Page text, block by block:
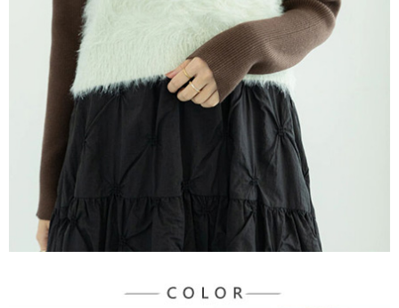
【注意事項】
１．透過由恩沛科技股份有限公司提供之「AFTEE先享後付」服務完成之交
易，需依本服務之必要範圍內提供個人資料，並將交易相關給付款項請求債
權轉讓予恩沛科技股份有限公司。
２．關於個人資料處理事宜，請瀏覽以下網址：
https://aftee.tw/terms/#terms3
３．未成年的使用者請事先徵得法定代理人或監護人之同意方可使用
「AFTEE先享後付」，若未經同意申辦者引起之損失，本公司不負相關責
任。
４．使用「AFTEE先享後付」時，將依據個別帳號之用戶狀況，依本公司即
時審查核予不同之上限額度；若仍有額度不足之情形，本公司將視審查結果
請求用戶進行身份認證。
５．嚴禁一人註冊多個帳號或使用他人資訊註冊。若發現惡意使用之情形，
恩沛科技股份有限公司將有權停止該用戶之使用額度並採取法律行動。
7-11取貨付款
每筆NT$60，滿NT$888(含以上)免運費
7-11純取貨
每筆NT$60，滿NT$888(含以上)免運費
每筆NT$90，滿NT$888(含以上)免運費